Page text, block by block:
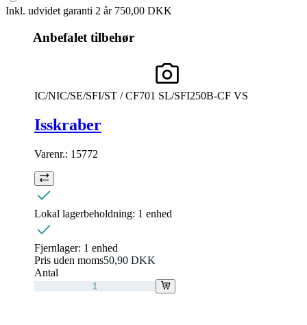
Inkl. udvidet garanti 2 år 750,00 DKK
Anbefalet tilbehør
IC/NIC/SE/SFI/ST / CF701 SL/SFI250B-CF VS
Isskraber
Varenr.: 15772
Lokal lagerbeholdning: 1 enhed
Fjernlager: 1 enhed
Pris uden moms50,90 DKK
Antal